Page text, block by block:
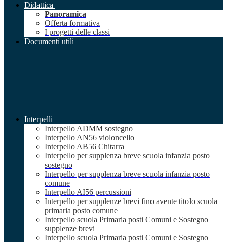
Didattica
Panoramica
Offerta formativa
I progetti delle classi
Documenti utili
Interpelli
Interpello ADMM sostegno
Interpello AN56 violoncello
Interpello AB56 Chitarra
Interpello per supplenza breve scuola infanzia posto
sostegno
Interpello per supplenza breve scuola infanzia posto
comune
Interpello AI56 percussioni
Interpello per supplenze brevi fino avente titolo scuola
primaria posto comune
Interpello scuola Primaria posti Comuni e Sostegno
supplenze brevi
Interpello scuola Primaria posti Comuni e Sostegno